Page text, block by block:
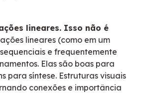
lineares. Isso não é
lineares (como em um
e frequentemente
Elas são boas para
para síntese. Estruturas visuais
conexões e importância